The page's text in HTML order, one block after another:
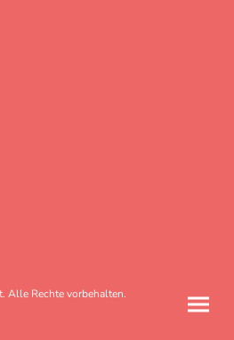
Alle Rechte vorbehalten.